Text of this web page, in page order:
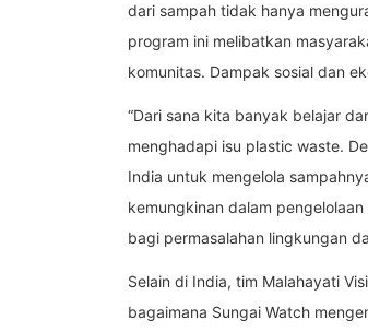
dari sampah tidak hanya
program ini melibatkan
komunitas. Dampak sosial dan
“Dari sana kita banyak belajar
menghadapi isu plastic waste.
India untuk mengelola
kemungkinan dalam
bagi permasalahan lingkungan
Selain di India, tim Malahayati
bagaimana Sungai Watch